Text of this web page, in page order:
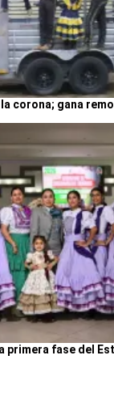
corona; gana
primera fase del